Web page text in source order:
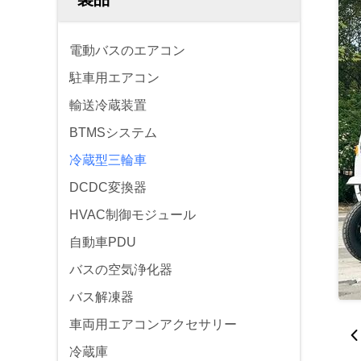
電動バスのエアコン
駐車用エアコン
輸送冷蔵装置
BTMSシステム
冷蔵型三輪車
DCDC変換器
HVAC制御モジュール
自動車PDU
バスの空気浄化器
バス解凍器
車両用エアコンアクセサリー
冷蔵庫